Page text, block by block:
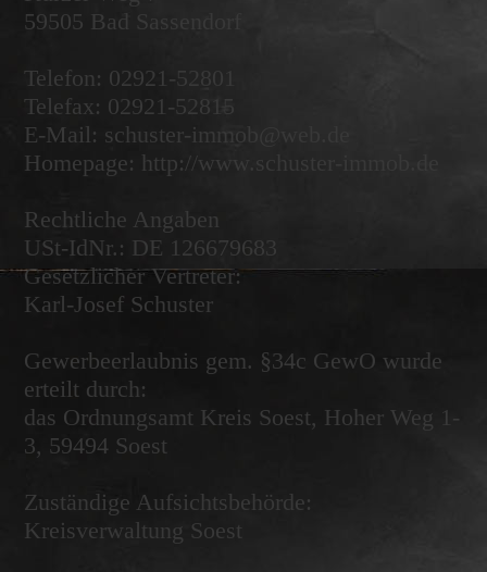
59505 Bad Sassendorf
Telefon: 02921-52801
Telefax: 02921-52815
E-Mail: schuster-immob@web.de
Homepage: http://www.schuster-immob.de
Rechtliche Angaben
USt-IdNr.: DE 126679683
Gesetzlicher Vertreter:
Karl-Josef Schuster
Gewerbeerlaubnis gem. §34c GewO wurde
erteilt durch:
das Ordnungsamt Kreis Soest, Hoher Weg 1-
3, 59494 Soest
Zuständige Aufsichtsbehörde:
Kreisverwaltung Soest